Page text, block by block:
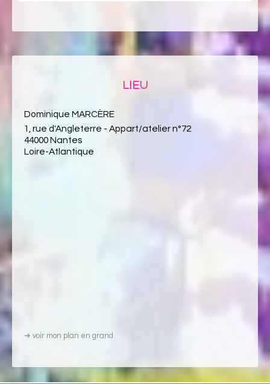
LIEU
Dominique MARCÈRE
1, rue d'Angleterre - Appart/atelier n°72
44000 Nantes
Loire-Atlantique
➜ voir mon plan en grand